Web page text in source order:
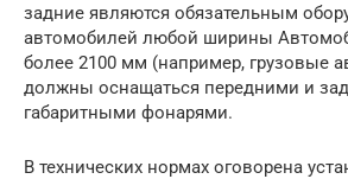
задние являются обязательным
автомо­билей любой ширины
более 2100 мм (например, грузовые
должны оснащаться передними и
габаритными фонарями.
В технических нормах оговорена